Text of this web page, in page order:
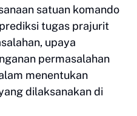
satuan komando
tugas prajurit
upaya
permasalahan
menentukan
dilaksanakan di